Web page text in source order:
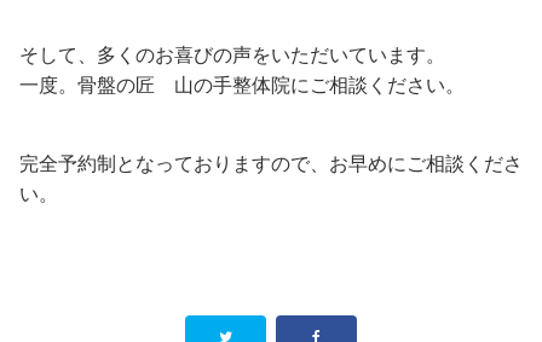
そして、多くのお喜びの声をいただいています。
一度。骨盤の匠 山の手整体院にご相談ください。
完全予約制となっておりますので、お早めにご相談くださ
い。